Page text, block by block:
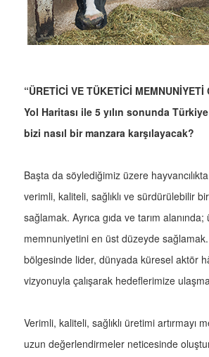
“ÜRETİCİ VE TÜKETİCİ MEMNUNİYETİ
Yol Haritası ile 5 yılın sonunda
bizi nasıl bir manzara karşılayacak?
Başta da söylediğimiz üzere
verimli, kaliteli, sağlıklı ve sürdürülebilir
sağlamak. Ayrıca gıda ve tarım
memnuniyetini en üst düzeyde sağlamak.
bölgesinde lider, dünyada küresel aktör
vizyonuyla çalışarak hedeflerimize
Verimli, kaliteli, sağlıklı üretimi artırmayı
uzun değerlendirmeler neticesinde